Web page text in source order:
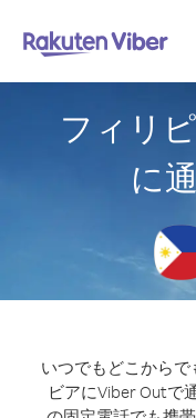
フィリ
に
いつでもどこから
ビアにViber Outで